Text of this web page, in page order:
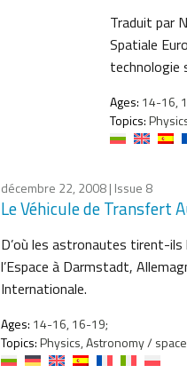
Traduit par
Spatiale
technologie
Ages: 14-16,
Topics:
décembre 22, 2008| Issue 8
Le Véhicule de Transfert
D’où les astronautes tirent-ils
l’Espace à Darmstadt,
Internationale.
Ages: 14-16, 16-19;
Topics:Physics, Astronomy / space